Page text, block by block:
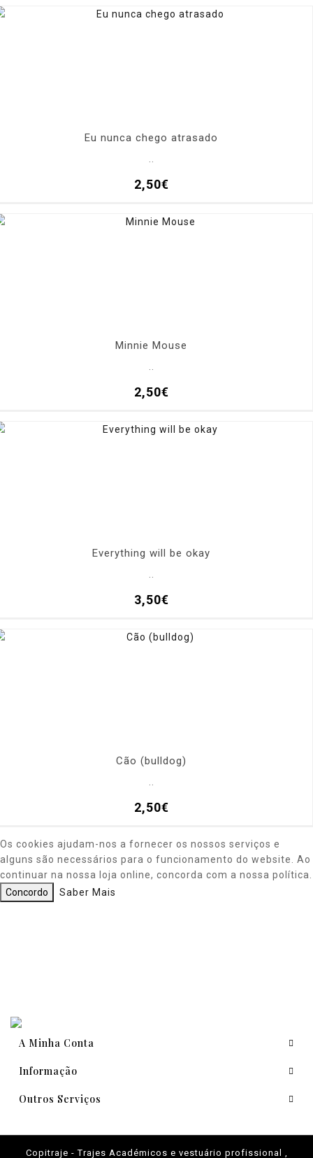
Eu nunca chego atrasado
2,50€
Minnie Mouse
2,50€
Everything will be okay
3,50€
Cão (bulldog)
2,50€
Os cookies ajudam-nos a fornecer os nossos serviços e
alguns são necessários para o funcionamento do website. Ao
continuar na nossa loja online, concorda com a nossa política.
Concordo
Saber Mais
A Minha Conta
Informação
Outros Serviços
Copitraje - Trajes Académicos e vestuário profissional ,